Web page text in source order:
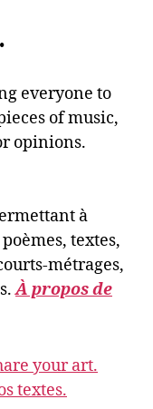
everyone to
of music,
opinions.
à
textes,
métrages,
À propos de
your art.
textes.